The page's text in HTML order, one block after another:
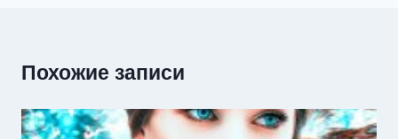
Похожие записи